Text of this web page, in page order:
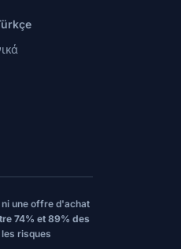
une offre d'achat
74% et 89% des
risques